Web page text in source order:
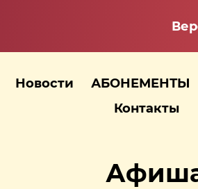
Новости АБОНЕМЕНТЫ
Контакты